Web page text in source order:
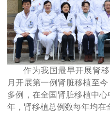
作为我国最早开展肾
月开展第一例肾脏移植至
多例，在全国肾脏移植中
年，肾移植总例数每年均